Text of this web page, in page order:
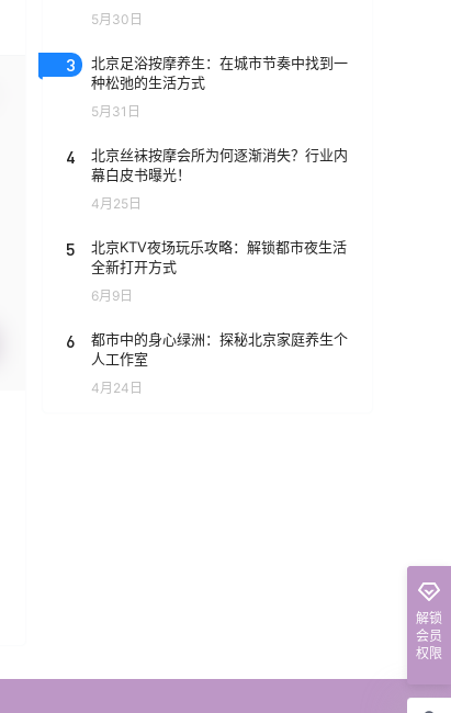
5月30日
3
北京足浴按摩养生：在城市节奏中找到一
种松弛的生活方式
5月31日
4
北京丝袜按摩会所为何逐渐消失？行业内
幕白皮书曝光！
4月25日
5
北京KTV夜场玩乐攻略：解锁都市夜生活
全新打开方式
6月9日
6
都市中的身心绿洲：探秘北京家庭养生个
人工作室
4月24日
解锁
会员
权限